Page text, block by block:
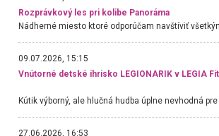
Rozprávkový les pri kolibe Panoráma
09.07.2026, 15:15
Vnútorné detské ihrisko LEGIONARIK v LEGIA
27.06.2026, 16:53